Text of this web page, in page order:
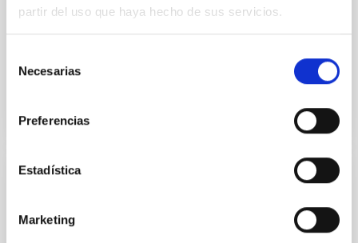
partir del uso que haya hecho de sus servicios.
Necesarias
Preferencias
Estadística
Marketing
muestra de 20 binarias transitorias de rayos X con
MONOS: Multiplicidad espectroscópica en
estrellas O en el hemisferio Norte: III.